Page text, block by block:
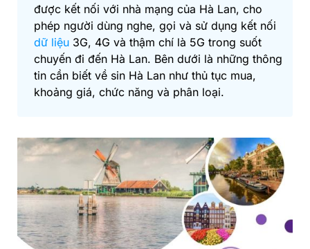
được kết nối với nhà mạng của Hà Lan, cho
phép người dùng nghe, gọi và sử dụng kết nối
dữ liệu 3G, 4G và thậm chí là 5G trong suốt
chuyến đi đến Hà Lan. Bên dưới là những thông
tin cần biết về sin Hà Lan như thủ tục mua,
khoảng giá, chức năng và phân loại.